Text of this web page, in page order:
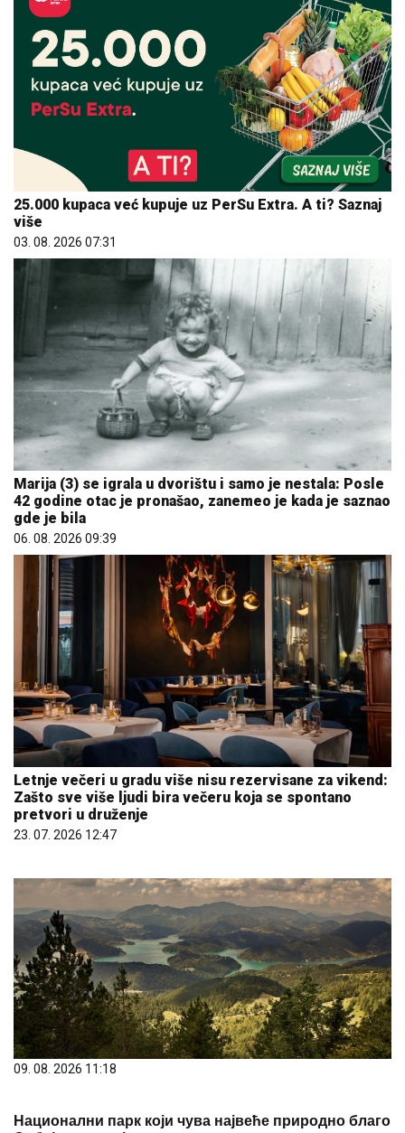
25.000 kupaca već kupuje uz PerSu Extra. A ti? Saznaj
više
03. 08. 2026 07:31
Marija (3) se igrala u dvorištu i samo je nestala: Posle
42 godine otac je pronašao, zanemeo je kada je saznao
gde je bila
06. 08. 2026 09:39
Letnje večeri u gradu više nisu rezervisane za vikend:
Zašto sve više ljudi bira večeru koja se spontano
pretvori u druženje
23. 07. 2026 12:47
09. 08. 2026 11:18
Национални парк који чува највеће природно благо